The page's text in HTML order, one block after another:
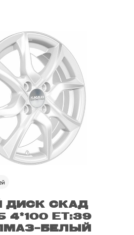
ДИСК СКАД
4*100 ET:39
БЕЛЫЙ